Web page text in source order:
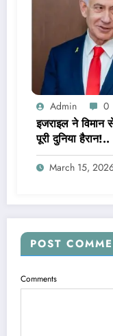
Admin 0
इजराइल ने विमान
पूरी दुनिया हैरान!..
March 15,
POST
Comments